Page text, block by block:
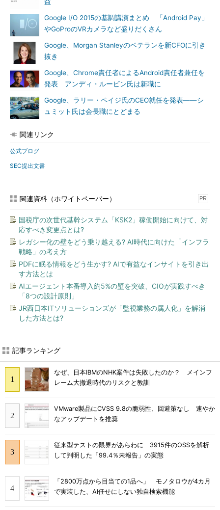
Google I/O 2015の基調講演まとめ 「Android Pay」
やGoProのVRカメラなど盛りだくさん
Google、Morgan Stanleyのベテランを新CFOに引き
抜き
Google、Chrome責任者によるAndroid責任者兼任を
発表 アンディ・ルービン氏は新職に
Google、ラリー・ペイジ氏のCEO就任を発表――シ
ュミット氏は会長職にとどまる
関連リンク
公式ブログ
SEC提出文書
関連資料（ホワイトペーパー） PR
国税庁の次世代基幹システム「KSK2」稼働開始に向けて、対
応すべき変更点とは?
レガシー化の壁をどう乗り越える? AI時代に向けた「インフラ
戦略」の考え方
PDFに眠る情報をどう生かす? AIで有益なインサイトを引き出
す方法とは
AIエージェント本番導入約5%の壁を突破、CIOが実践すべき
「8つの設計原則」
JR西日本ITソリューションズが「監視業務の属人化」を解消
した方法とは?
記事ランキング
なぜ、日本IBMのNHK案件は失敗したのか？ メインフ
レーム大撤退時代のリスクと教訓
VMware製品にCVSS 9.8の脆弱性、回避策なし 速やか
なアップデートを推奨
従来型テストの限界があらわに 3915件のOSSを解析
して判明した「99.4％未報告」の実態
「2800万点から目当ての1品へ」 モノタロウが4カ月
で実装した、AI任せにしない独自検索機能